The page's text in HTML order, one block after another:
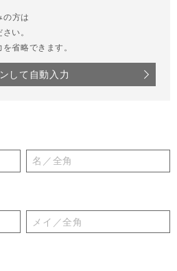
の方は
い。
省略できます。
して自動入力